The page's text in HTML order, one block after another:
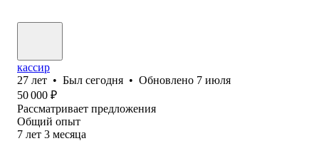
кассир
27 лет • Был сегодня • Обновлено 7 июля
50 000 ₽
Рассматривает предложения
Общий опыт
7 лет 3 месяца